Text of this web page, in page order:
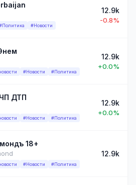
#Новости
12.9k
-0.8%
#Новости #Политика
12.9k
+0.0%
ДТП
#Новости #Политика
12.9k
+0.0%
18+
#Новости #Политика
12.9k